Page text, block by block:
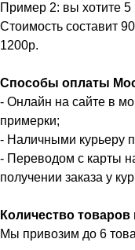
Пример 2: вы хотите
Стоимость составит
1200р.
Способы оплаты
- Онлайн на сайте в
примерки;
- Наличными курьеру
- Переводом с карты
получении заказа у
Количество товаров
Мы привозим до 6